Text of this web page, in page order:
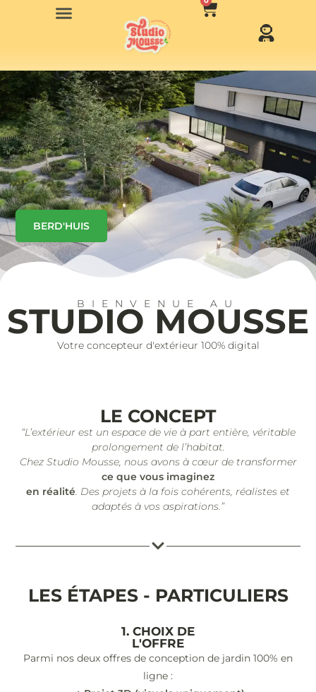
BERD'HUIS
BIENVENUE AU
STUDIO MOUSSE
Votre concepteur d'extérieur 100% digital
LE CONCEPT
“L’extérieur est un espace de vie à part entière, véritable
prolongement de l’habitat.
Chez Studio Mousse, nous avons à cœur de transformer
ce que vous imaginez
en réalité. Des projets à la fois cohérents, réalistes et
adaptés à vos aspirations.”
LES ÉTAPES - PARTICULIERS
1. CHOIX DE
L'OFFRE
Parmi nos deux offres de conception de jardin 100% en
ligne :